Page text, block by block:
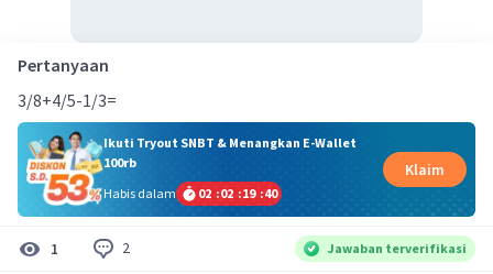
Pertanyaan
3/8+4/5-1/3=
Ikuti Tryout SNBT & Menangkan E-Wallet
100rb
Habis dalam
02 :02 :19 :39
Klaim
1 2 Jawaban terverifikasi